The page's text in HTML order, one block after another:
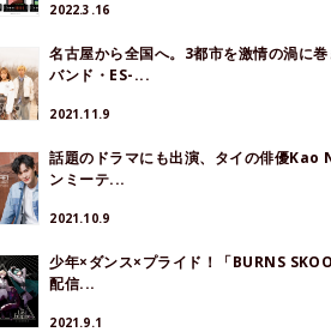
2022.3.16
名古屋から全国へ。3都市を激情の渦に
バンド・ES-...
2021.11.9
話題のドラマにも出演、タイの俳優
ンミーテ...
2021.10.9
少年×ダンス×プライド！「BURNS
配信...
2021.9.1